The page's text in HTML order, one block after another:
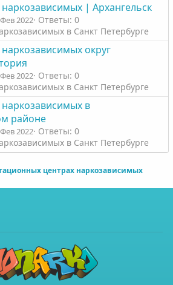
| Архангельск
2022 Ответы: 0
в Санкт Петербурге
округ
2022 Ответы: 0
в Санкт Петербурге
в
районе
2022 Ответы: 0
в Санкт Петербурге
центрах наркозависимых